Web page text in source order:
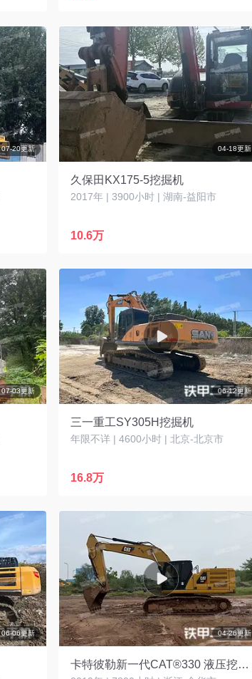
07-20更新 04-18更新
久保田KX175-5挖掘机
2017年 | 3900小时 | 湖南-益阳市
10.6万
07-03更新 06-12更新
三一重工SY305H挖掘机
年限不详 | 4600小时 | 北京-北京市
16.8万
06-06更新 04-26更新
卡特彼勒新一代CAT®330 液压挖掘机